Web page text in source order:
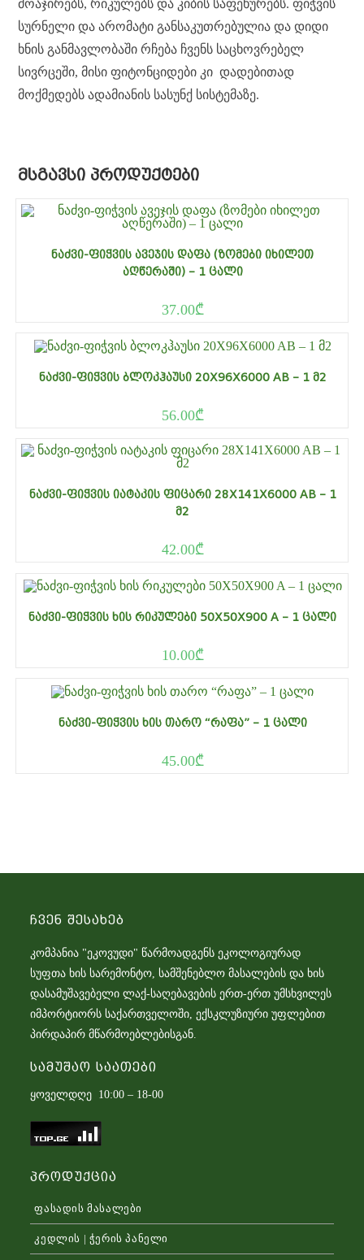
მოაჯირებს, რიკულებს და კიბის საფეხურებს. ფიჭვის
სურნელი და არომატი განსაკუთრებულია და დიდი
ხნის განმავლობაში რჩება ჩვენს საცხოვრებელ
სივრცეში, მისი ფიტონციდები კი დადებითად
მოქმედებს ადამიანის სასუნქ სისტემაზე.
ᲛᲡᲒᲐᲕᲡᲘ ᲞᲠᲝᲓᲣᲥᲢᲔᲑᲘ
ᲜᲐᲫᲕᲘ-ᲤᲘᲭᲕᲘᲡ ᲐᲕᲔᲯᲘᲡ ᲓᲐᲤᲐ (ᲖᲝᲛᲔᲑᲘ ᲘᲮᲘᲚᲔᲗ
ᲐᲦᲬᲔᲠᲐᲨᲘ) – 1 ᲪᲐᲚᲘ
37.00₾
ᲜᲐᲫᲕᲘ-ᲤᲘᲭᲕᲘᲡ ᲑᲚᲝᲙᲰᲐᲣᲡᲘ 20X96X6000 AB – 1 Მ2
56.00₾
ᲜᲐᲫᲕᲘ-ᲤᲘᲭᲕᲘᲡ ᲘᲐᲢᲐᲙᲘᲡ ᲤᲘᲪᲐᲠᲘ 28X141X6000 AB – 1
Მ2
42.00₾
ᲜᲐᲫᲕᲘ-ᲤᲘᲭᲕᲘᲡ ᲮᲘᲡ ᲠᲘᲙᲣᲚᲔᲑᲘ 50X50X900 A – 1 ᲪᲐᲚᲘ
10.00₾
ᲜᲐᲫᲕᲘ-ᲤᲘᲭᲕᲘᲡ ᲮᲘᲡ ᲗᲐᲠᲝ “ᲠᲐᲤᲐ” – 1 ᲪᲐᲚᲘ
45.00₾
Ჩვენ Შესახებ
კომპანია "ეკოვუდი" წარმოადგენს ეკოლოგიურად
სუფთა ხის სარემონტო, სამშენებლო მასალების და ხის
დასამუშავებელი ლაქ-საღებავების ერთ-ერთ უმსხვილეს
იმპორტიორს საქართველოში, ექსკლუზიური უფლებით
პირდაპირ მწარმოებლებისგან.
Სამუშაო Საათები
ყოველდღე 10:00 – 18-00
Პროდუქცია
ფასადის მასალები
კედლის | ჭერის პანელი